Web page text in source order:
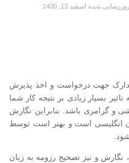
شده اسفند 13, 1400
مدارک جهت درخواست و اخذ پذیرش
بسیار زیادی بر نتیجه کار شما
و گرامری باشد. بنابراین نگارش
انگلیسی است و بهتر است توسط
نگارش و نیز تصحیح رزومه به زبان